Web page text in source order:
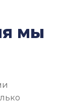
мы